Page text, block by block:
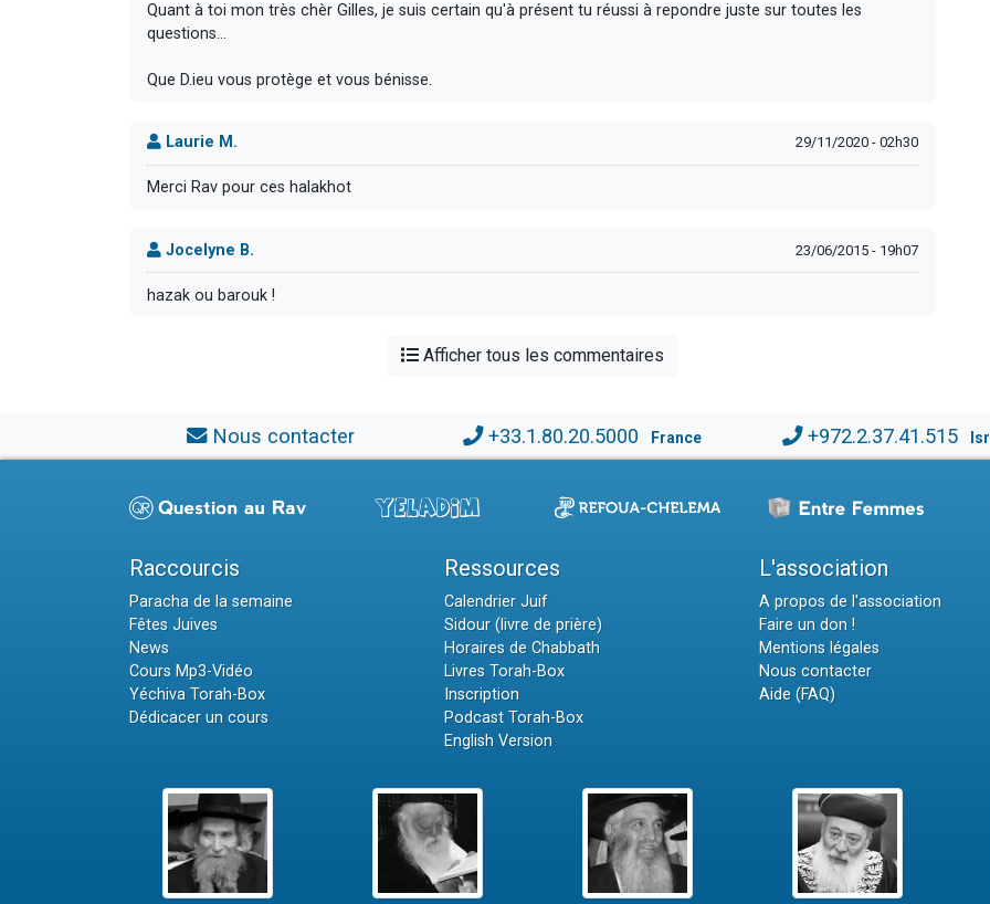
Quant à toi mon très chèr Gilles, je suis certain qu'à présent tu réussi à repondre juste sur toutes les
questions...
Que D.ieu vous protège et vous bénisse.
Laurie M. 29/11/2020 - 02h30
Merci Rav pour ces halakhot
Jocelyne B. 23/06/2015 - 19h07
hazak ou barouk !
Afficher tous les commentaires
Nous contacter +33.1.80.20.5000 France +972.2.37.41.515
Raccourcis
Paracha de la semaine
Fêtes Juives
News
Cours Mp3-Vidéo
Yéchiva Torah-Box
Dédicacer un cours
Ressources
Calendrier Juif
Sidour (livre de prière)
Horaires de Chabbath
Livres Torah-Box
Inscription
Podcast Torah-Box
English Version
L'association
A propos de l'association
Faire un don !
Mentions légales
Nous contacter
Aide (FAQ)